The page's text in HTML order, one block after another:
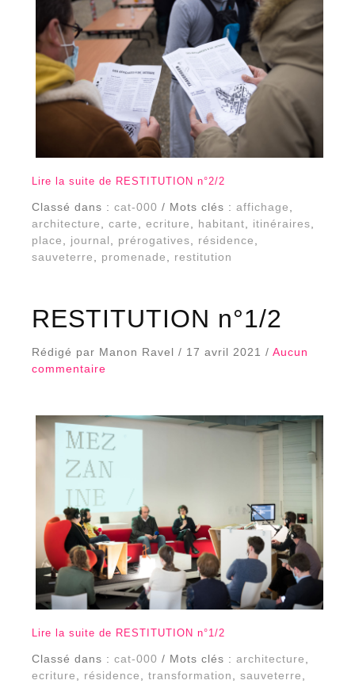
Lire la suite de RESTITUTION n°2/2
Classé dans : cat-000 / Mots clés : affichage
architecture
carte ecriture habitant itinéraires
place
journal prérogatives résidence
sauveterre
promenade restitution
RESTITUTION n°1/2
Rédigé par Manon Ravel / 17 avril 2021 / Aucun
commentaire
Lire la suite de RESTITUTION n°1/2
Classé dans : cat-000 / Mots clés : architecture
ecriture
résidence transformation sauveterre